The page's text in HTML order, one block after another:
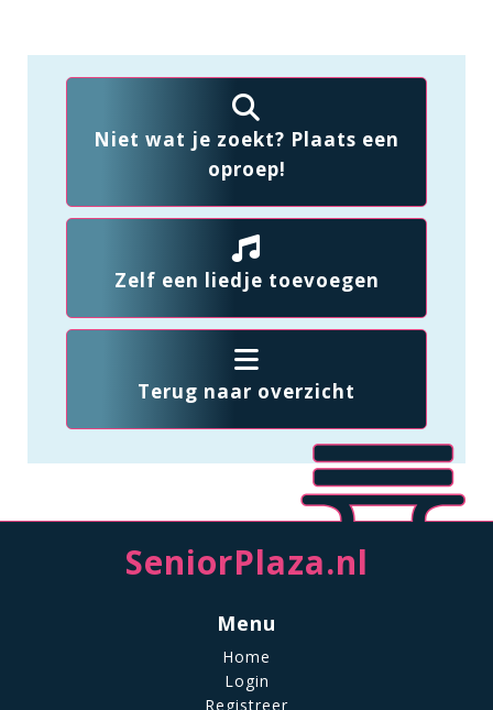
Niet wat je zoekt? Plaats een
oproep!
Zelf een liedje toevoegen
Terug naar overzicht
SeniorPlaza.nl
Menu
Home
Login
Registreer